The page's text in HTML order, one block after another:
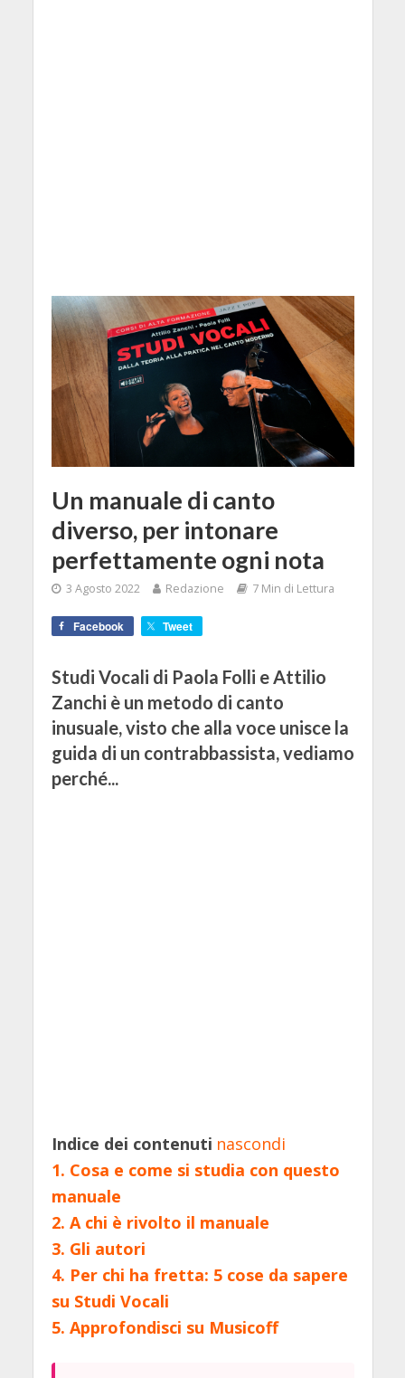
Un manuale di canto
diverso, per intonare
perfettamente ogni nota
3 Agosto 2022 Redazione 7 Min di Lettura
Facebook Tweet
Studi Vocali di Paola Folli e Attilio
Zanchi è un metodo di canto
inusuale, visto che alla voce unisce la
guida di un contrabbassista, vediamo
perché...
Indice dei contenuti nascondi
1. Cosa e come si studia con questo
manuale
2. A chi è rivolto il manuale
3. Gli autori
4. Per chi ha fretta: 5 cose da sapere
su Studi Vocali
5. Approfondisci su Musicoff